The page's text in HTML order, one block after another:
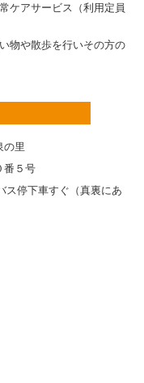
ケアサービス（利用定員
物や散歩を行いその方の
の里
番５号
停下車すぐ（真裏にあ